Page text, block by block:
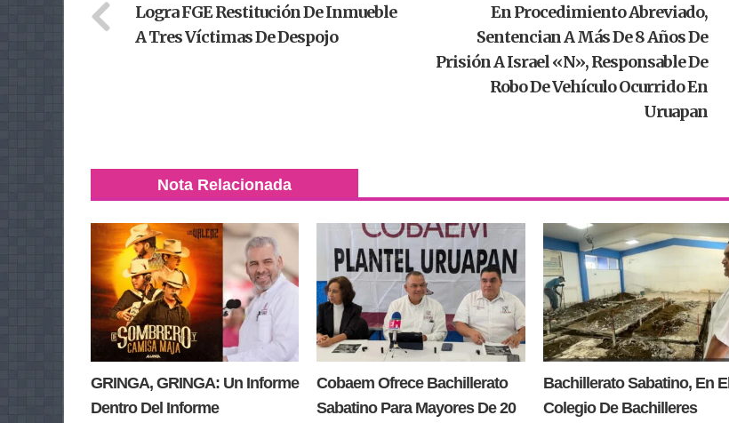
Logra FGE Restitución De Inmueble
A Tres Víctimas De Despojo
En Procedimiento Abreviado,
Sentencian A Más De 8 Años De
Prisión A Israel «N», Responsable De
Robo De Vehículo Ocurrido En
Uruapan
Nota Relacionada
GRINGA, GRINGA: Un Informe
Dentro Del Informe
Cobaem Ofrece Bachillerato
Sabatino Para Mayores De 20
Bachillerato Sabatino, En El
Colegio De Bachilleres